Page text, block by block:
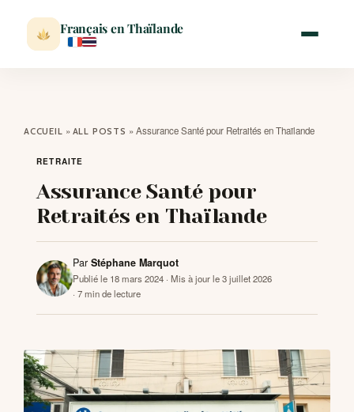
Français en Thaïlande
ACTUALITÉ
BLOG
CONTACTS
ACCUEIL » ALL POSTS » Assurance Santé pour Retraités en Thaïlande
RETRAITE
Assurance Santé pour
Retraités en Thaïlande
Par Stéphane Marquot
Publié le 18 mars 2024 · Mis à jour le 3 juillet 2026
· 7 min de lecture